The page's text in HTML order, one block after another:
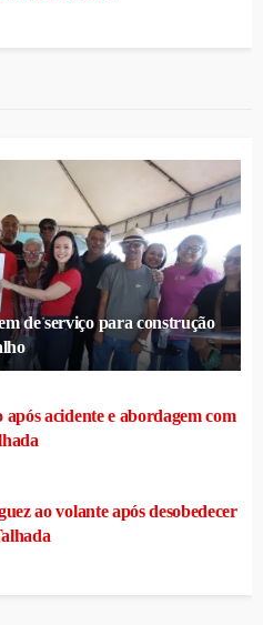
de serviço para construção
acidente e abordagem com
ao volante após desobedecer